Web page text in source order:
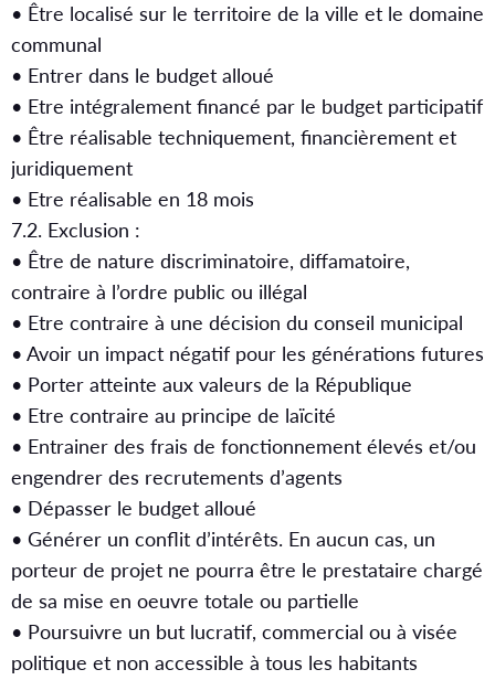
• Être localisé sur le territoire de la ville et le domaine
communal
• Entrer dans le budget alloué
• Etre intégralement financé par le budget participatif
• Être réalisable techniquement, financièrement et
juridiquement
• Etre réalisable en 18 mois
7.2. Exclusion :
• Être de nature discriminatoire, diffamatoire,
contraire à l’ordre public ou illégal
• Etre contraire à une décision du conseil municipal
• Avoir un impact négatif pour les générations futures
• Porter atteinte aux valeurs de la République
• Etre contraire au principe de laïcité
• Entrainer des frais de fonctionnement élevés et/ou
engendrer des recrutements d’agents
• Dépasser le budget alloué
• Générer un conflit d’intérêts. En aucun cas, un
porteur de projet ne pourra être le prestataire chargé
de sa mise en oeuvre totale ou partielle
• Poursuivre un but lucratif, commercial ou à visée
politique et non accessible à tous les habitants